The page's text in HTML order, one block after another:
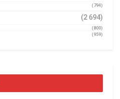
(794)
(2 694)
(800)
(959)